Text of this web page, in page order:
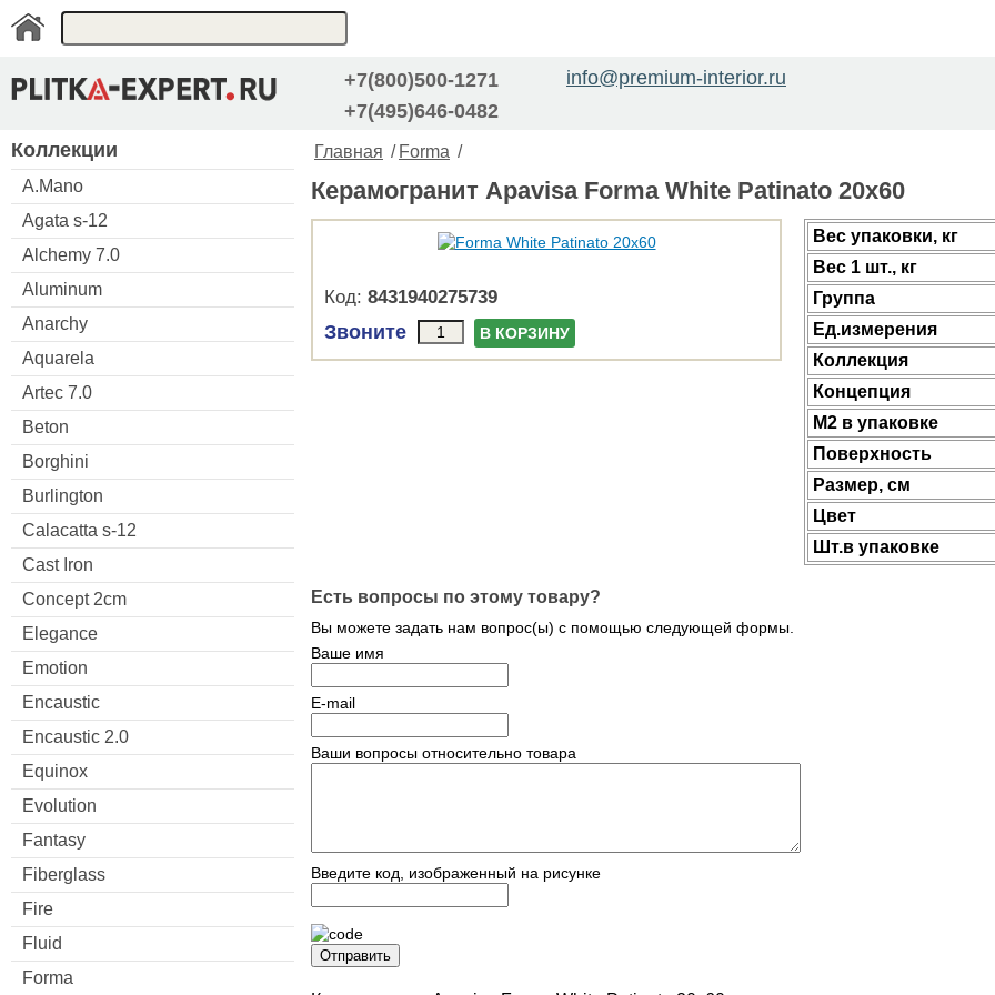
+7(800)500-1271
+7(495)646-0482
info@premium-interior.ru
Коллекции
A.Mano
Agata s-12
Alchemy 7.0
Aluminum
Anarchy
Aquarela
Artec 7.0
Beton
Borghini
Burlington
Calacatta s-12
Cast Iron
Concept 2cm
Elegance
Emotion
Encaustic
Encaustic 2.0
Equinox
Evolution
Fantasy
Fiberglass
Fire
Fluid
Forma
Главная / Forma /
Керамогранит Apavisa Forma White Patinato 20x60
Код: 8431940275739
Звоните В КОРЗИНУ
Веc упаковки, кг
Вес 1 шт., кг
Группа
Ед.измерения
Коллекция
Концепция
М2 в упаковке
Поверхность
Размер, см
Цвет
Шт.в упаковке
Есть вопросы по этому товару?
Вы можете задать нам вопрос(ы) с помощью следующей формы.
Ваше имя
E-mail
Ваши вопросы относительно товара
Введите код, изображенный на рисунке
Отправить